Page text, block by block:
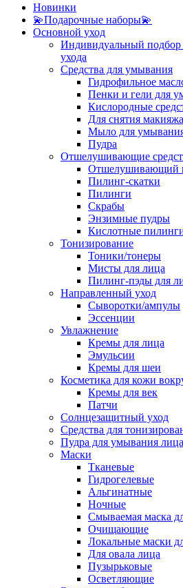
Новинки
💫Подарочные наборы💫
Основной уход
Индивидуальный подбор
ухода
Средства для умывания
Гидрофильное
Пенки и гели для
Кислородные
Для снятия макияжа
Мыло для
Пудра
Отшелушивающие
Отшелушивающий
Пилинг-скатки
Пилинги
Скрабы
Энзимные пудры
Кислотные
Тонизирование
Тоники/тонеры
Мисты для лица
Пилинг-пэды для
Направленный уход
Сыворотки/ампулы
Эссенции
Увлажнение
Кремы для лица
Эмульсии
Кремы для шеи
Косметика для кожи
Кремы для век
Патчи
Солнцезащитный уход
Средства для
Пудра для умывания лица
Маски
Тканевые
Гидрогелевые
Альгинатные
Ночные
Смываемая маска
Очищающие
Локальные маски
Для овала лица
Пузырьковые
Осветляющие